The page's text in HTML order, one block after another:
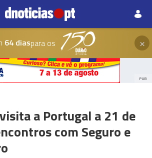
64 diaspara os ×
PUB
a Portugal a 21 de
com Seguro e